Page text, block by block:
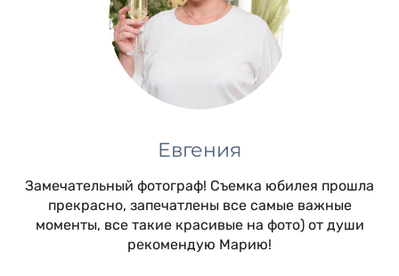
Евгения
Замечательный фотограф! Съемка юбилея прошла
прекрасно, запечатлены все самые важные
моменты, все такие красивые на фото) от души
рекомендую Марию!